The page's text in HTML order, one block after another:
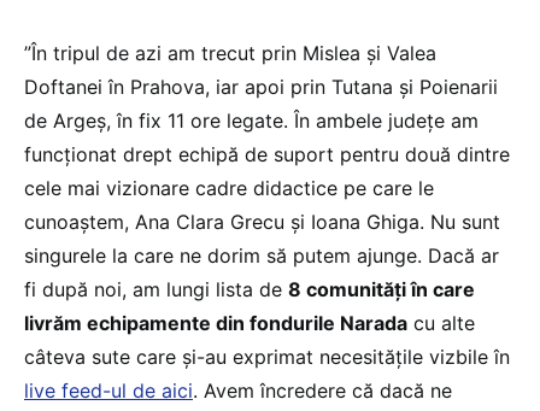
”În tripul de azi am trecut prin Mislea și Valea
Doftanei în Prahova, iar apoi prin Tutana și Poienarii
de Argeș, în fix 11 ore legate. În ambele județe am
funcționat drept echipă de suport pentru două dintre
cele mai vizionare cadre didactice pe care le
cunoaștem, Ana Clara Grecu și Ioana Ghiga. Nu sunt
singurele la care ne dorim să putem ajunge. Dacă ar
fi după noi, am lungi lista de 8 comunități în care
livrăm echipamente din fondurile Narada cu alte
câteva sute care și-au exprimat necesitățile vizbile în
live feed-ul de aici. Avem încredere că dacă ne